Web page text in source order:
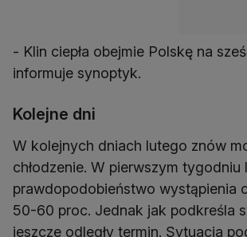
- Klin ciepła obejmie Polskę na
informuje synoptyk.
Kolejne dni
W kolejnych dniach lutego znów
chłodzenie. W pierwszym tygodniu
prawdopodobieństwo wystąpienia
50-60 proc. Jednak jak podkreśla
jeszcze odległy termin. Sytuacja